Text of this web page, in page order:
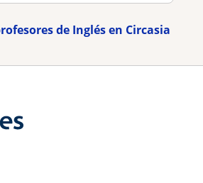
de Inglés en Circasia